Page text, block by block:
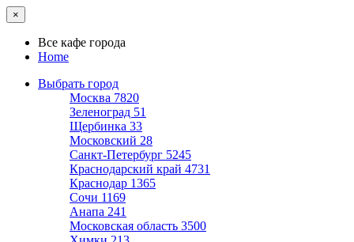
×
Все кафе города
Home
Выбрать город
Москва 7820
Зеленоград 51
Щербинка 33
Московский 28
Санкт-Петербург 5245
Краснодарский край 4731
Краснодар 1365
Сочи 1169
Анапа 241
Московская область 3500